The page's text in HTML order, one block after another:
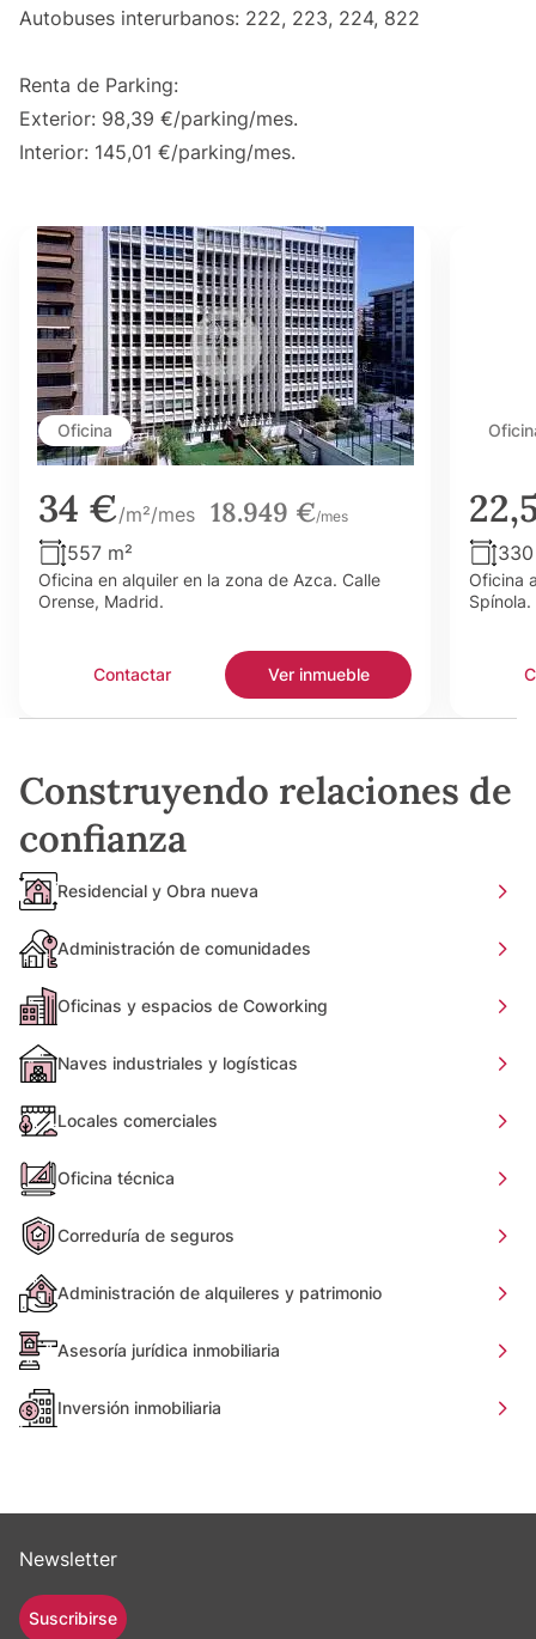
Autobuses interurbanos: 222, 223, 224, 822
Renta de Parking:
Exterior: 98,39 €/parking/mes.
Interior: 145,01 €/parking/mes.
Oficina
34 €/m²/mes 18.949 €/mes
557 m²
Oficina en alquiler en la zona de Azca. Calle
Orense, Madrid.
Contactar Ver inmueble
Oficina
Spínola.
Construyendo relaciones de
confianza
Residencial y Obra nueva
Administración de comunidades
Oficinas y espacios de Coworking
Naves industriales y logísticas
Locales comerciales
Oficina técnica
Correduría de seguros
Administración de alquileres y patrimonio
Asesoría jurídica inmobiliaria
Inversión inmobiliaria
Newsletter
Suscribirse